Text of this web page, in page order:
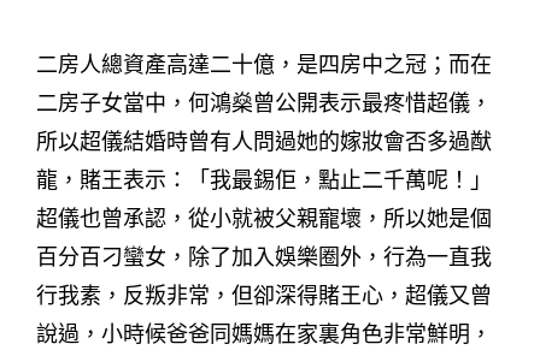
二房人總資產高達二十億，是四房中之冠；而在
二房子女當中，何鴻燊曾公開表示最疼惜超儀，
所以超儀結婚時曾有人問過她的嫁妝會否多過猷
龍，賭王表示：「我最錫佢，點止二千萬呢！」
超儀也曾承認，從小就被父親寵壞，所以她是個
百分百刁蠻女，除了加入娛樂圈外，行為一直我
行我素，反叛非常，但卻深得賭王心，超儀又曾
說過，小時候爸爸同媽媽在家裏角色非常鮮明，